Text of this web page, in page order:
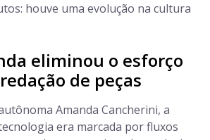
houve uma evolução na cultura
eliminou o esforço
de peças
Amanda Cancherini, a
era marcada por fluxos